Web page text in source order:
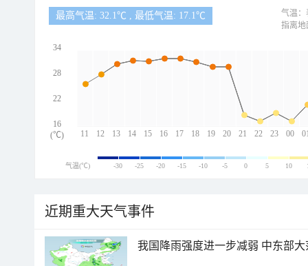
最高气温: 32.1℃ , 最低气温: 17.1℃
11 12 13 14 15 16 17 18 19 20 21 22 23 00
34
28
22
16
(℃)
气温：
指离地
气温(℃) -30 -25 -20 -15 -10 -5 0 5 10
近期重大天气事件
我国降雨强度进一步减弱 中东部